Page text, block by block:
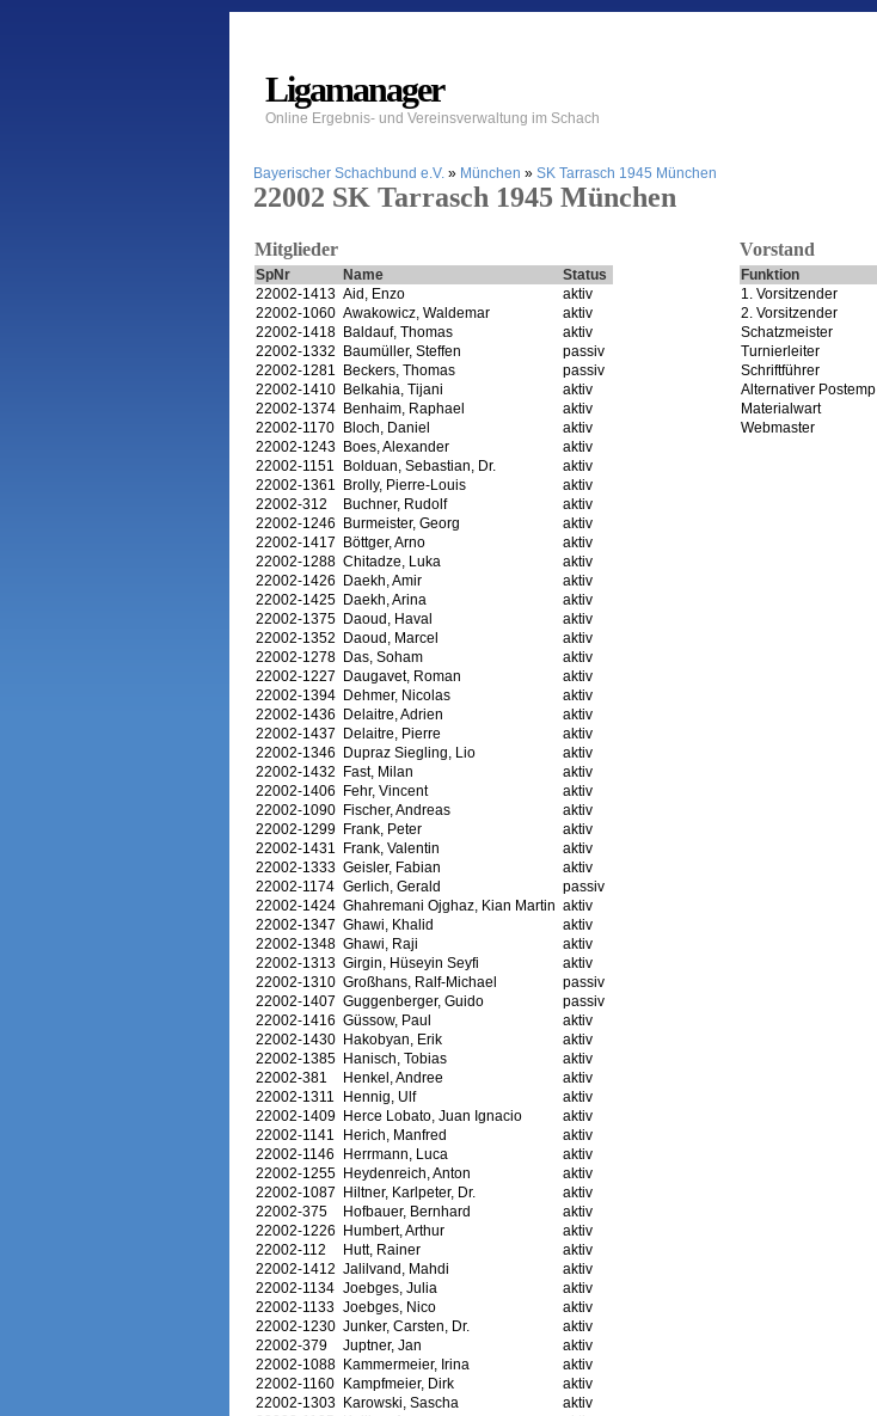
Ligamanager
Online Ergebnis- und Vereinsverwaltung im Schach
Bayerischer Schachbund e.V. » München » SK Tarrasch 1945 München
22002 SK Tarrasch 1945 München
Mitglieder
SpNr Name
Status
22002-1413 Aid, Enzo
aktiv
22002-1060 Awakowicz, Waldemar
aktiv
22002-1418 Baldauf, Thomas
aktiv
22002-1332 Baumüller, Steffen
passiv
22002-1281
Beckers, Thomas
passiv
22002-1410 Belkahia, Tijani
aktiv
22002-1374 Benhaim, Raphael
aktiv
22002-1170 Bloch, Daniel
aktiv
22002-1243 Boes, Alexander
aktiv
22002-1151
Bolduan, Sebastian, Dr.
aktiv
22002-1361
Brolly, Pierre-Louis
aktiv
22002-312
Buchner, Rudolf
aktiv
22002-1246 Burmeister, Georg
aktiv
22002-1417 Böttger, Arno
aktiv
22002-1288 Chitadze, Luka
aktiv
22002-1426 Daekh, Amir
aktiv
22002-1425 Daekh, Arina
aktiv
22002-1375 Daoud, Haval
aktiv
22002-1352 Daoud, Marcel
aktiv
22002-1278 Das, Soham
aktiv
22002-1227 Daugavet, Roman
aktiv
22002-1394 Dehmer, Nicolas
aktiv
22002-1436 Delaitre, Adrien
aktiv
22002-1437 Delaitre, Pierre
aktiv
22002-1346 Dupraz Siegling, Lio
aktiv
22002-1432 Fast, Milan
aktiv
22002-1406 Fehr, Vincent
aktiv
22002-1090 Fischer, Andreas
aktiv
22002-1299 Frank, Peter
aktiv
22002-1431
Frank, Valentin
aktiv
22002-1333 Geisler, Fabian
aktiv
22002-1174 Gerlich, Gerald
passiv
22002-1424 Ghahremani Ojghaz, Kian Martin aktiv
22002-1347 Ghawi, Khalid
aktiv
22002-1348 Ghawi, Raji
aktiv
22002-1313 Girgin, Hüseyin Seyfi
aktiv
22002-1310 Großhans, Ralf-Michael
passiv
22002-1407 Guggenberger, Guido
passiv
22002-1416 Güssow, Paul
aktiv
22002-1430 Hakobyan, Erik
aktiv
22002-1385 Hanisch, Tobias
aktiv
22002-381
Henkel, Andree
aktiv
22002-1311
Hennig, Ulf
aktiv
22002-1409 Herce Lobato, Juan Ignacio
aktiv
22002-1141
Herich, Manfred
aktiv
22002-1146
Herrmann, Luca
aktiv
22002-1255 Heydenreich, Anton
aktiv
22002-1087 Hiltner, Karlpeter, Dr.
aktiv
22002-375
Hofbauer, Bernhard
aktiv
22002-1226 Humbert, Arthur
aktiv
22002-112
Hutt, Rainer
aktiv
22002-1412 Jalilvand, Mahdi
aktiv
22002-1134 Joebges, Julia
aktiv
22002-1133 Joebges, Nico
aktiv
22002-1230 Junker, Carsten, Dr.
aktiv
22002-379
Juptner, Jan
aktiv
22002-1088 Kammermeier, Irina
aktiv
22002-1160 Kampfmeier, Dirk
aktiv
22002-1303 Karowski, Sascha
aktiv
Vorstand
Funktion
1. Vorsitzender
2. Vorsitzender
Schatzmeister
Turnierleiter
Schriftführer
Alternativer Postemp
Materialwart
Webmaster